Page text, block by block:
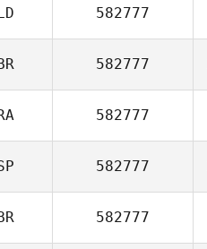
582777
582777
582777
582777
582777